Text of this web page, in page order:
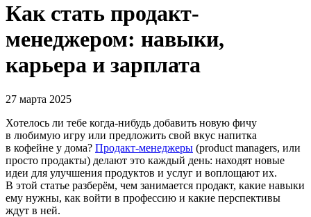
Как стать продакт-
менеджером: навыки,
карьера и зарплата
27 марта 2025
Хотелось ли тебе когда-нибудь добавить новую фичу
в любимую игру или предложить свой вкус напитка
в кофейне у дома? Продакт-менеджеры (product managers, или
просто продакты) делают это каждый день: находят новые
идеи для улучшения продуктов и услуг и воплощают их.
В этой статье разберём, чем занимается продакт, какие навыки
ему нужны, как войти в профессию и какие перспективы
ждут в ней.